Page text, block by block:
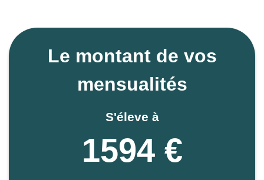
Le montant de vos
mensualités
S'éleve à
1594 €